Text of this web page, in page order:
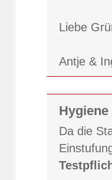
Liebe
Antje &
Hygiene
Da die